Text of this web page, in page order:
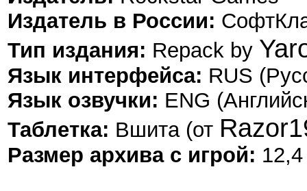
Издатель в России:
Тип издания: Repack by
Язык интерфейса: RUS
Язык озвучки: ENG
Таблетка: Вшита (от
Размер архива с игрой: